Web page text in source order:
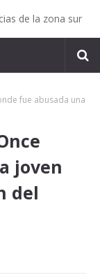
de la zona sur
fue abusada una
joven
del